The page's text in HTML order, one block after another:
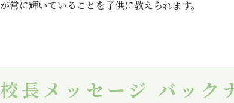
が常に輝いていることを子供に教えられます。
校長メッセージ バック